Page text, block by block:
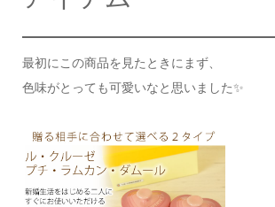
最初にこの商品を見たときにまず、
色味がとっても可愛いなと思いました✨